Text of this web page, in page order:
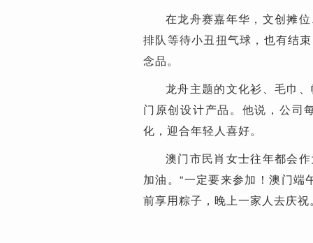
在龙舟赛嘉年华，文创摊
排队等待小丑扭气球，也有结
念品。
龙舟主题的文化衫、毛巾
门原创设计产品。他说，公司
化，迎合年轻人喜好。
澳门市民肖女士往年都会
加油。“一定要来参加！澳门
前享用粽子，晚上一家人去庆祝